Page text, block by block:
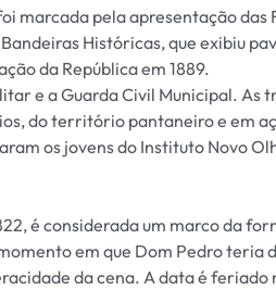
marcada pela apresentação das
Históricas, que exibiu
da República em 1889.
e a Guarda Civil Municipal. As
do território pantaneiro e em
os jovens do Instituto Novo
é considerada um marco da
em que Dom Pedro teria
da cena. A data é feriado